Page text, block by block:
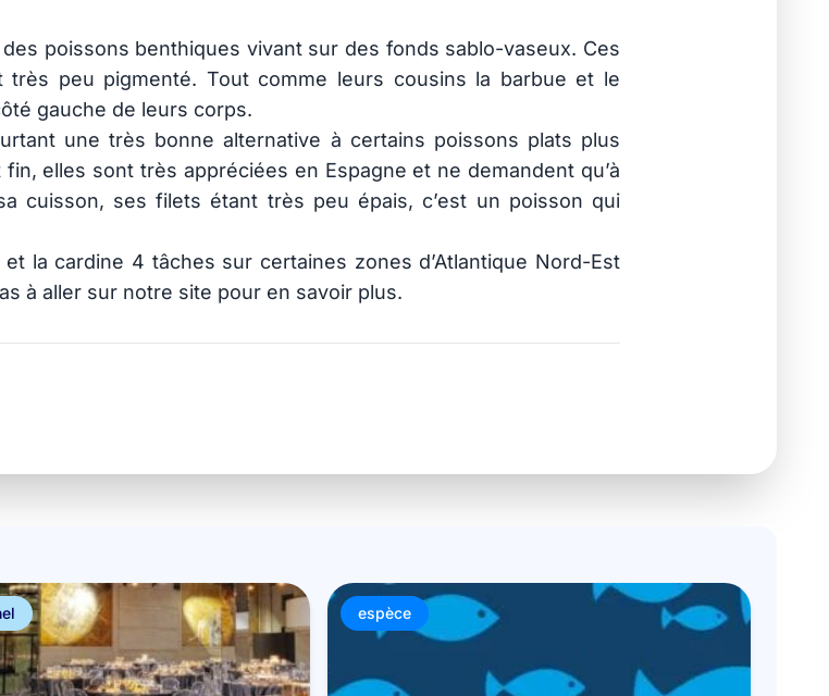
poissons benthiques vivant sur des fonds sablo-vaseux. Ces
peu pigmenté. Tout comme leurs cousins la barbue et le
gauche de leurs corps.
une très bonne alternative à certains poissons plats plus
elles sont très appréciées en Espagne et ne demandent qu’à
cuisson, ses filets étant très peu épais, c’est un poisson qui
la cardine 4 tâches sur certaines zones d’Atlantique Nord-Est
à aller sur notre site pour en savoir plus.
espèce